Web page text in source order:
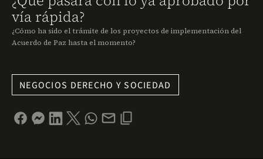
vía rápida?
¿Cómo ha sido el trámite de los proyectos de implementación del
Acuerdo de Paz hasta el momento?
NEGOCIOS DERECHO Y SOCIEDAD